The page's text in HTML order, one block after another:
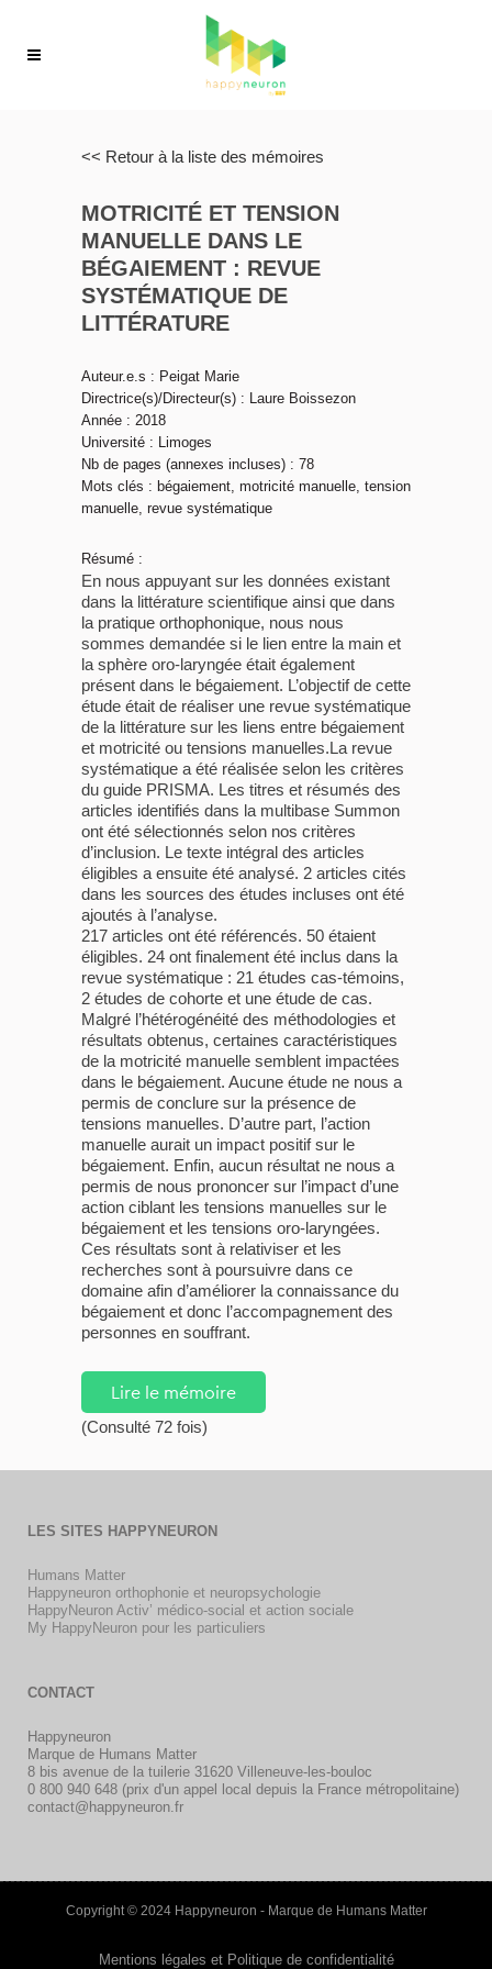
<< Retour à la liste des mémoires
MOTRICITÉ ET TENSION
MANUELLE DANS LE
BÉGAIEMENT : REVUE
SYSTÉMATIQUE DE
LITTÉRATURE
Auteur.e.s : Peigat Marie
Directrice(s)/Directeur(s) : Laure Boissezon
Année : 2018
Université : Limoges
Nb de pages (annexes incluses) : 78
Mots clés : bégaiement, motricité manuelle, tension
manuelle, revue systématique
Résumé :
En nous appuyant sur les données existant
dans la littérature scientifique ainsi que dans
la pratique orthophonique, nous nous
sommes demandée si le lien entre la main et
la sphère oro-laryngée était également
présent dans le bégaiement. L’objectif de cette
étude était de réaliser une revue systématique
de la littérature sur les liens entre bégaiement
et motricité ou tensions manuelles.La revue
systématique a été réalisée selon les critères
du guide PRISMA. Les titres et résumés des
articles identifiés dans la multibase Summon
ont été sélectionnés selon nos critères
d’inclusion. Le texte intégral des articles
éligibles a ensuite été analysé. 2 articles cités
dans les sources des études incluses ont été
ajoutés à l’analyse.
217 articles ont été référencés. 50 étaient
éligibles. 24 ont finalement été inclus dans la
revue systématique : 21 études cas-témoins,
2 études de cohorte et une étude de cas.
Malgré l’hétérogénéité des méthodologies et
résultats obtenus, certaines caractéristiques
de la motricité manuelle semblent impactées
dans le bégaiement. Aucune étude ne nous a
permis de conclure sur la présence de
tensions manuelles. D’autre part, l’action
manuelle aurait un impact positif sur le
bégaiement. Enfin, aucun résultat ne nous a
permis de nous prononcer sur l’impact d’une
action ciblant les tensions manuelles sur le
bégaiement et les tensions oro-laryngées.
Ces résultats sont à relativiser et les
recherches sont à poursuivre dans ce
domaine afin d’améliorer la connaissance du
bégaiement et donc l’accompagnement des
personnes en souffrant.
Lire le mémoire
(Consulté 72 fois)
LES SITES HAPPYNEURON
Humans Matter
Happyneuron orthophonie et neuropsychologie
HappyNeuron Activ’ médico-social et action sociale
My HappyNeuron pour les particuliers
CONTACT
Happyneuron
Marque de Humans Matter
8 bis avenue de la tuilerie 31620 Villeneuve-les-bouloc
0 800 940 648 (prix d'un appel local depuis la France métropolitaine)
contact@happyneuron.fr
Copyright © 2024 Happyneuron - Marque de Humans Matter
Mentions légales et Politique de confidentialité